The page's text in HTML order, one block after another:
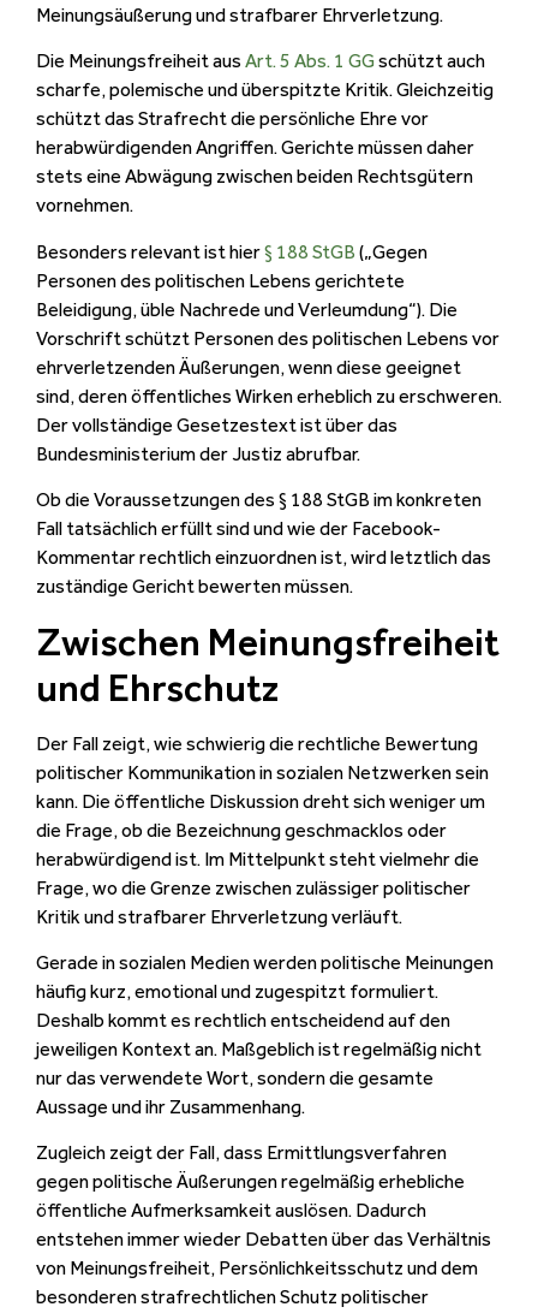
Meinungsäußerung und strafbarer Ehrverletzung.
Die Meinungsfreiheit aus Art. 5 Abs. 1 GGschützt auch
scharfe, polemische und überspitzte Kritik. Gleichzeitig
schützt das Strafrecht die persönliche Ehre vor
herabwürdigenden Angriffen. Gerichte müssen daher
stets eine Abwägung zwischen beiden Rechtsgütern
vornehmen.
Besonders relevant ist hier§ 188 StGB („Gegen
Personen des politischen Lebens gerichtete
Beleidigung, üble Nachrede und Verleumdung“). Die
Vorschrift schützt Personen des politischen Lebens vor
ehrverletzenden Äußerungen, wenn diese geeignet
sind, deren öffentliches Wirken erheblich zu erschweren.
Der vollständige Gesetzestext ist über das
Bundesministerium der Justiz abrufbar.
Ob die Voraussetzungen des § 188 StGB im konkreten
Fall tatsächlich erfüllt sind und wie der Facebook-
Kommentar rechtlich einzuordnen ist, wird letztlich das
zuständige Gericht bewerten müssen.
Zwischen Meinungsfreiheit
und Ehrschutz
Der Fall zeigt, wie schwierig die rechtliche Bewertung
politischer Kommunikation in sozialen Netzwerken sein
kann. Die öffentliche Diskussion dreht sich weniger um
die Frage, ob die Bezeichnung geschmacklos oder
herabwürdigend ist. Im Mittelpunkt steht vielmehr die
Frage, wo die Grenze zwischen zulässiger politischer
Kritik und strafbarer Ehrverletzung verläuft.
Gerade in sozialen Medien werden politische Meinungen
häufig kurz, emotional und zugespitzt formuliert.
Deshalb kommt es rechtlich entscheidend auf den
jeweiligen Kontext an. Maßgeblich ist regelmäßig nicht
nur das verwendete Wort, sondern die gesamte
Aussage und ihr Zusammenhang.
Zugleich zeigt der Fall, dass Ermittlungsverfahren
gegen politische Äußerungen regelmäßig erhebliche
öffentliche Aufmerksamkeit auslösen. Dadurch
entstehen immer wieder Debatten über das Verhältnis
von Meinungsfreiheit, Persönlichkeitsschutz und dem
besonderen strafrechtlichen Schutz politischer